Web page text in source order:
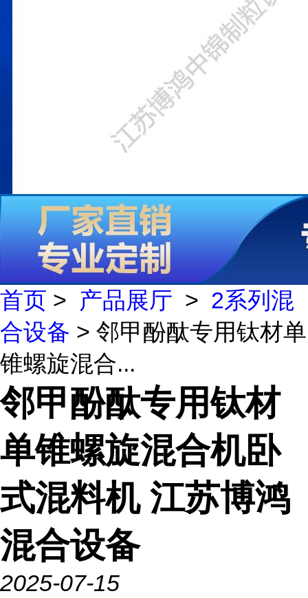
首页 > 产品展厅 > 2系列混
合设备 > 邻甲酚酞专用钛材单
锥螺旋混合...
邻甲酚酞专用钛材
单锥螺旋混合机卧
式混料机 江苏博鸿
混合设备
2025-07-15